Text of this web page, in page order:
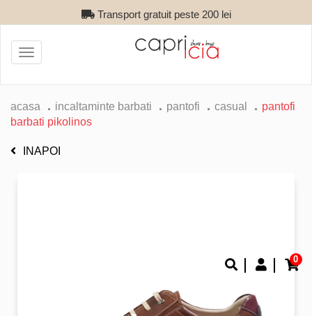
Transport gratuit peste 200 lei
0
Toggle
navigation
acasa incaltaminte barbati pantofi casual
pantofi
barbati pikolinos
INAPOI